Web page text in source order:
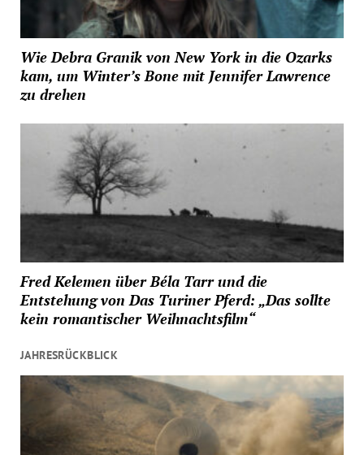
Wie Debra Granik von New York in die Ozarks
kam, um Winter’s Bone mit Jennifer Lawrence
zu drehen
Fred Kelemen über Béla Tarr und die
Entstehung von Das Turiner Pferd: „Das sollte
kein romantischer Weihnachtsfilm“
JAHRESRÜCKBLICK